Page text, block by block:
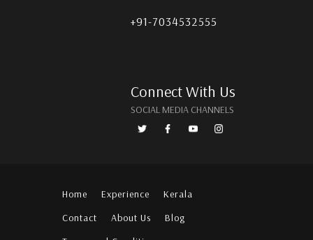
+91-7034532555
Connect With Us
SOCIAL MEDIA CHANNELS
Home Experience
Kerala
Contact
About Us
Blog